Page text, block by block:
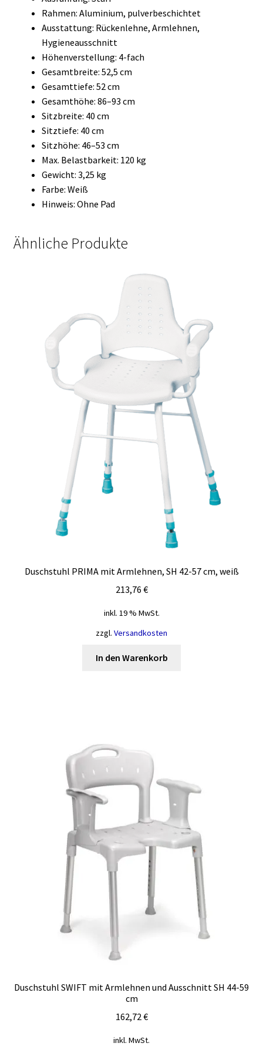
Rahmen: Aluminium, pulverbeschichtet
Ausstattung: Rückenlehne, Armlehnen,
Hygieneausschnitt
Höhenverstellung: 4-fach
Gesamtbreite: 52,5 cm
Gesamttiefe: 52 cm
Gesamthöhe: 86–93 cm
Sitzbreite: 40 cm
Sitztiefe: 40 cm
Sitzhöhe: 46–53 cm
Max. Belastbarkeit: 120 kg
Gewicht: 3,25 kg
Farbe: Weiß
Hinweis: Ohne Pad
Ähnliche Produkte
Duschstuhl PRIMA mit Armlehnen, SH 42-57 cm, weiß
213,76 €
inkl. 19 % MwSt.
zzgl. Versandkosten
In den Warenkorb
Duschstuhl SWIFT mit Armlehnen und Ausschnitt SH 44-59
cm
162,72€
inkl. MwSt.